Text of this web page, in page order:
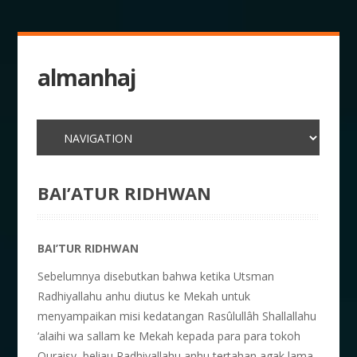
almanhaj
BAI’ATUR RIDHWAN
BAI’TUR RIDHWAN
Sebelumnya disebutkan bahwa ketika Utsman
Radhiyallahu anhu diutus ke Mekah untuk
menyampaikan misi kedatangan Rasûlullâh Shallallahu
‘alaihi wa sallam ke Mekah kepada para para tokoh